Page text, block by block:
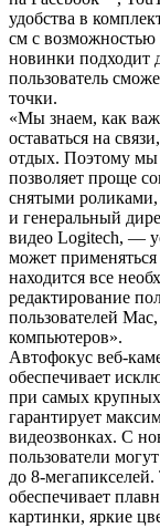
удобства в
см с
новинки подходит
пользователь
точки.
«Мы знаем, как
оставаться на
отдых. Поэтому мы
позволяет проще
снятыми
и генеральный
видео Logitech, —
может
находится все
редактирование
пользователей
компьютеров».
Автофокус веб-
обеспечивает
при самых
гарантирует
видеозвонках. С
пользователи
до 8-
обеспечивает
картинки, яркие